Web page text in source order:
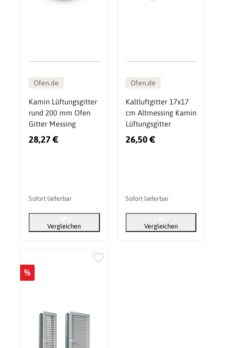
Ofen.de
Kamin Lüftungsgitter
rund 200 mm Ofen
Gitter Messing
28,27 €
Sofort lieferbar
Vergleichen
Ofen.de
Kaltluftgitter 17x17
cm Altmessing Kamin
Lüftungsgitter
26,50 €
Sofort lieferbar
Vergleichen
%